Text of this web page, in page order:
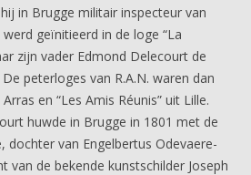
in Brugge militair inspecteur van
geïnitieerd in de loge “La
zijn vader Edmond Delecourt de
peterloges van R.A.N. waren dan
en “Les Amis Réunis” uit Lille.
huwde in Brugge in 1801 met de
dochter van Engelbertus Odevaere-
van de bekende kunstschilder Joseph